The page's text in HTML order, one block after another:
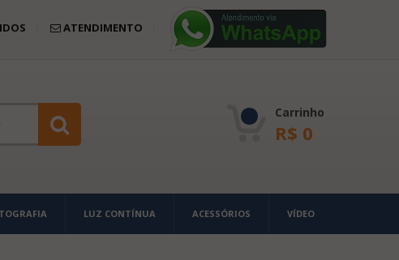
ATENDIMENTO
Carrinho
R$ 0
LUZ CONTÍNUA ACESSÓRIOS VÍDEO